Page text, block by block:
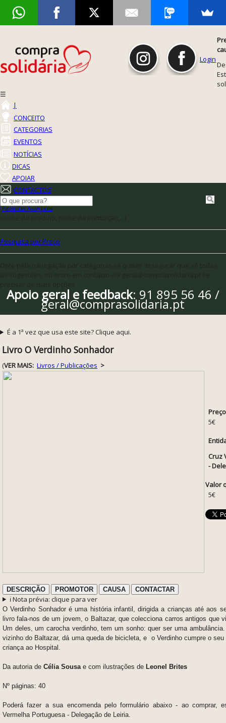
Login
☰
|
CONCEITO
CATEGORIAS
EVENTOS
NOTÍCIAS
DICAS
APOIAR
CONTACTOS
Pesquisa Avançada
Pesquisa por Preço
Apoio geral e feedback: 91 895 56 46 /
geral@comprasolidaria.pt
É a 1ª vez que usa este site? Clique aqui.
Livro O Verdinho Sonhador
(VER MAIS: Livros / Publicações >
5€
Cruz
-
Valor
5€
DESCRIÇÃO PROMOTOR CAUSA CONTACTAR
ℹ️ Nota prévia: clique para ver
O Verdinho Sonhador é uma história infantil, dirigida a crianças até aos
livro fala-nos de um jovem, o Baltazar, que colecciona carros antigos que
Um deles, um carocha verdinho, tem um sonho: quer ser uma
vizinho do Baltazar, dá uma queda de bicicleta, e o Verdinho cumpre o
criança ao Hospital.
Da autoria de Célia Sousa e com ilustrações de Leonel Brites
Nº páginas: 40
Poderá fazer a sua encomenda pelo formulário abaixo - ao comprar,
Vermelha Portuguesa - Delegação de Leiria.